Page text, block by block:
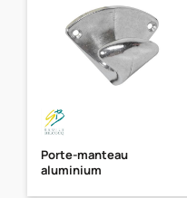
Porte-manteau
aluminium